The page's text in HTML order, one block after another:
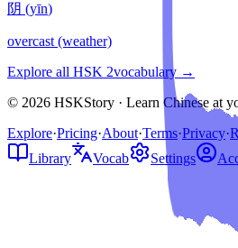
阴 (yīn)
overcast (weather)
Explore all HSK 2vocabulary →
© 2026 HSKStory · Learn Chinese at
Explore·Pricing·About·Terms·Privacy·
Library
Vocab Settings